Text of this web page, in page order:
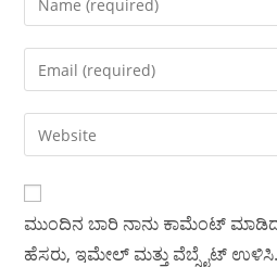
your
name
comment
Enter
your
email
address
comment
Enter
your
website
URL
(optional)
ಮುಂದಿನ ಬಾರಿ ನಾನು ಕಾಮೆಂಟ್
ಹೆಸರು, ಇಮೇಲ್ ಮತ್ತು ವೆಬ್ಸೈಟ್ ಉಳಿಸಿ.